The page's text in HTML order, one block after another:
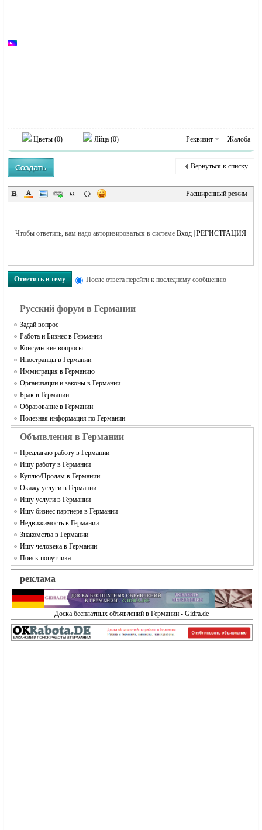
MEINLAND.
RU
Цветы (0) Яйца (0) Реквизит Жалоба
Вернуться к списку
Расширенный режим
Чтобы ответить, вам надо авторизироваться в системеВход |РЕГИСТРАЦИЯ
Ответить в тему После ответа перейти к последнему сообщению
Русский форум в Германии
Задай вопрос
Работа и Бизнес в Германии
Консульские вопросы
Иностранцы в Германии
Иммиграция в Германию
Организации и законы в Германии
Брак в Германии
Образование в Германии
Полезная информация по Германии
Объявления в Германии
Предлагаю работу в Германии
Ищу работу в Германии
Куплю/Продам в Германии
Окажу услуги в Германии
Ищу услуги в Германии
Ищу бизнес партнера в Германии
Недвижимость в Германии
Знакомства в Германии
Ищу человека в Германии
Поиск попутчика
реклама
Доска бесплатных объявлений в Германии - Gidra.de